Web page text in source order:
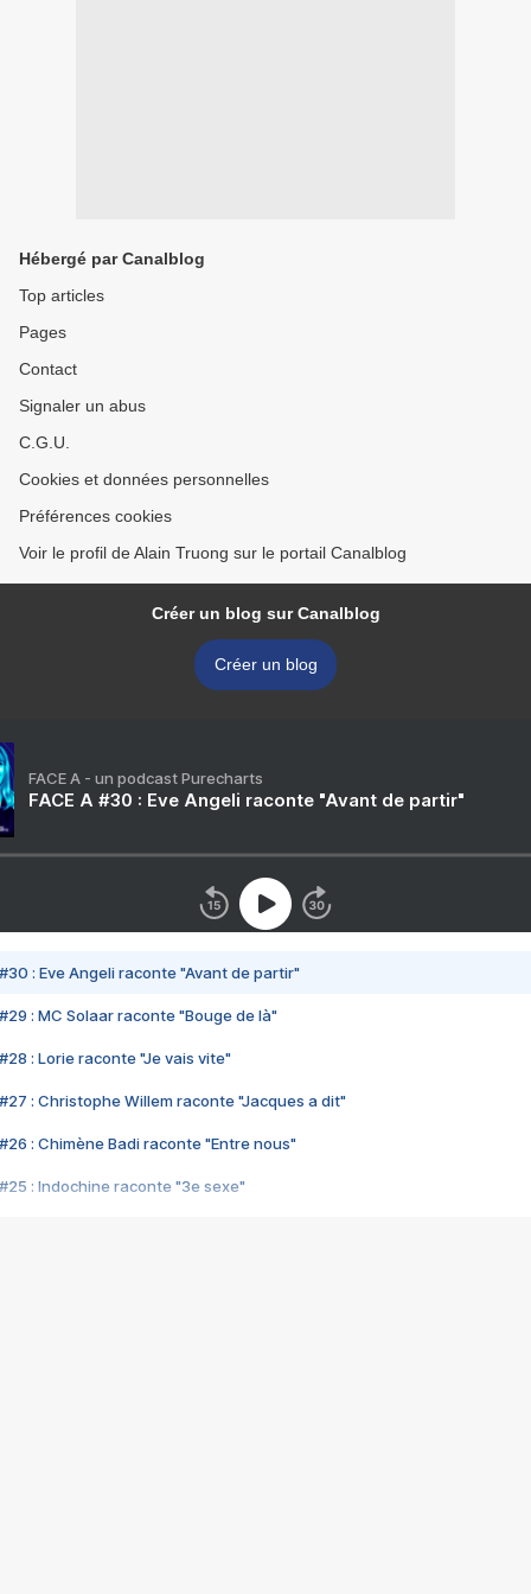
Hébergé par Canalblog
Top articles
Pages
Contact
Signaler un abus
C.G.U.
Cookies et données personnelles
Préférences cookies
Voir le profil de Alain Truong sur le portail Canalblog
Créer un blog sur Canalblog
Créer un blog
FACE A - un podcast Purecharts
FACE A #30 : Eve Angeli raconte "Avant de partir"
#30 : Eve Angeli raconte "Avant de partir"
#29 : MC Solaar raconte "Bouge de là"
#28 : Lorie raconte "Je vais vite"
#27 : Christophe Willem raconte "Jacques a dit"
#26 : Chimène Badi raconte "Entre nous"
#25 : Indochine raconte "3e sexe"